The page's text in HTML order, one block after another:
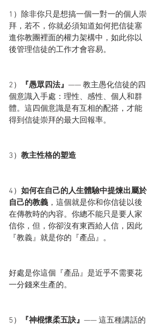
1）除非你只是想搞一個一對一的個人崇
拜，若不，你就必須知道如何把信徒塞
進你教團裡面的權力架構中，如此你以
後管理信徒的工作才會容易。
2） 『愚眾四法』 —— 教主愚化信徒的四
個意識入手處：理性、感性、個人和群
體。這四個意識是有互相的配搭，才能
得到信徒崇拜的最大回報率。
3） 教主性格的塑造
4） 如何在自己的人生體驗中提煉出屬於
自己的教義 ，這個就是你和你信徒以後
在傳教時的內容。你總不能只是要人家
信你，但，你卻沒有東西給人信，因此
『教義』就是你的『產品』。
好處是你這個『產品』是近乎不需要花
一分錢來生產的。
5） 『神棍懷柔五訣』 —— 這五種講話的